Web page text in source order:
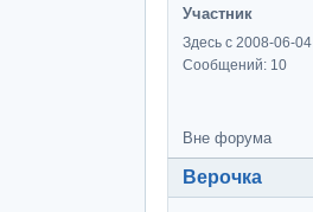
Участник
Здесь с 2008-06-04
Сообщений: 10
Вне форума
Верочка